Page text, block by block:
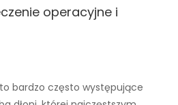
operacyjne i
bardzo często występujące